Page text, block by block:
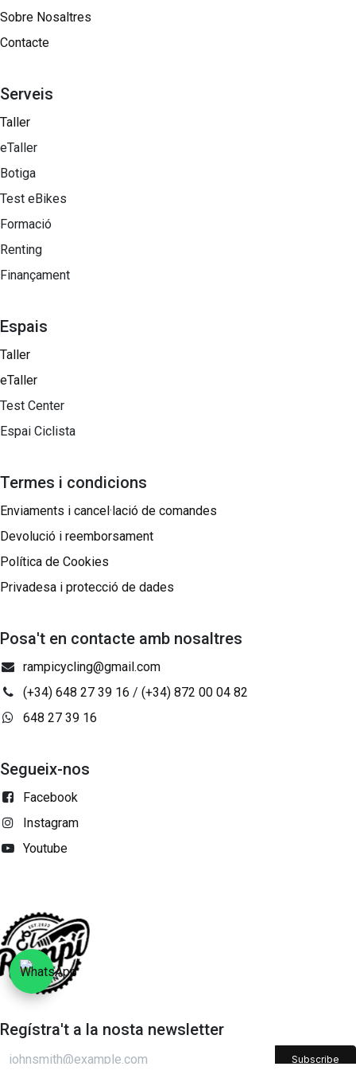
Sobre Nosaltres​
Contacte
Serveis
Taller
eTaller
Botiga
Test eBikes
Formació
Renting
Finançament
Espais
Taller
eTaller
Test Center
Espai Ciclista
Termes i condicions
Enviaments i cancel·lació de comandes
Devolució i reemborsament
Política de Cookies
Privadesa i protecció de dades
Posa't en contacte amb nosaltres
rampicycling@gmail.com
(+34) 648 27 39 16 / (+34) 872 00 04 82
648 27 39 16
Segueix-nos
Facebook
Instagram
Youtube
Regístra't a la nosta newsletter
Subscribe